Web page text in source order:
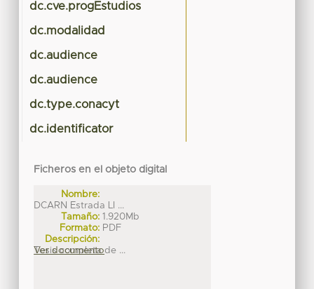
dc.cve.progEstudios
dc.modalidad
dc.audience
dc.audience
dc.type.conacyt
dc.identificator
Ficheros en el objeto digital
Nombre:
DCARN Estrada LI ...
Tamaño: 1.920Mb
Formato: PDF
Descripción:
Tesis completa de ...
Ver documento